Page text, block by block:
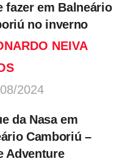
fazer em Balneário
no inverno
NEIVA
2024
da Nasa em
Camboriú –
Adventure